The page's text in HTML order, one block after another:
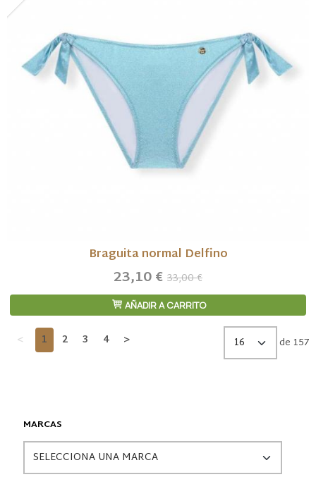
MARCAS
Braguita normal Delfino
23,10 € 33,00 €
AÑADIR A CARRITO
< 1 2 3 4 > de 157